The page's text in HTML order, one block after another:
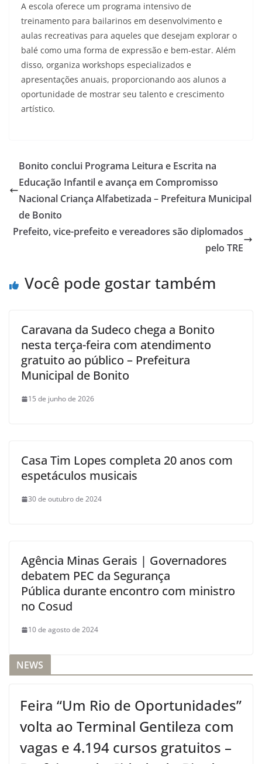
A escola oferece um programa intensivo de
treinamento para bailarinos em desenvolvimento e
aulas recreativas para aqueles que desejam explorar o
balé como uma forma de expressão e bem-estar. Além
disso, organiza workshops especializados e
apresentações anuais, proporcionando aos alunos a
oportunidade de mostrar seu talento e crescimento
artístico.
Bonito conclui Programa Leitura e Escrita na
Educação Infantil e avança em Compromisso
Nacional Criança Alfabetizada – Prefeitura Municipal
de Bonito
Prefeito, vice-prefeito e vereadores são diplomados
pelo TRE
Você pode gostar também
Caravana da Sudeco chega a Bonito
nesta terça-feira com atendimento
gratuito ao público – Prefeitura
Municipal de Bonito
15 de junho de 2026
Casa Tim Lopes completa 20 anos com
espetáculos musicais
30 de outubro de 2024
Agência Minas Gerais | Governadores
debatem PEC da Segurança
Pública durante encontro com ministro
no Cosud
10 de agosto de 2024
NEWS
Feira “Um Rio de Oportunidades”
volta ao Terminal Gentileza com
vagas e 4.194 cursos gratuitos –